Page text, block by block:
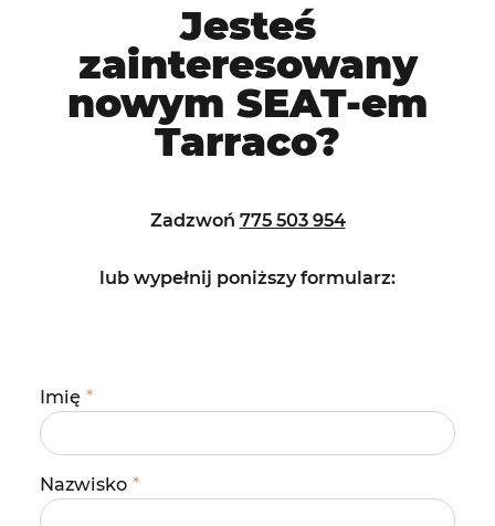
Jesteś
zainteresowany
nowym SEAT-em
Tarraco?
Zadzwoń 775 503 954
lub wypełnij poniższyformularz:
Imię *
Nazwisko *